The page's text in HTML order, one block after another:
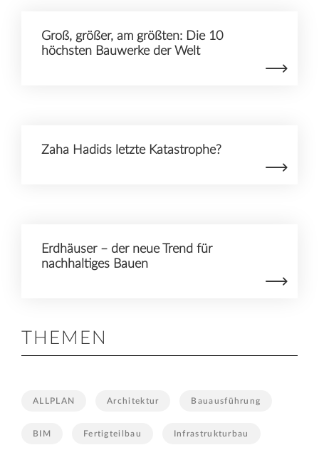
Groß, größer, am größten: Die 10
höchsten Bauwerke der Welt
Zaha Hadids letzte Katastrophe?
Erdhäuser – der neue Trend für
nachhaltiges Bauen
THEMEN
ALLPLAN Architektur Bauausführung
BIM Fertigteilbau Infrastrukturbau